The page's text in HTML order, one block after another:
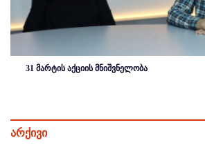
31 მარტის აქციის მნიშვნელობა
არქივი